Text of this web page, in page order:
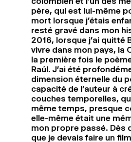
père, qui est lui-même
mort lorsque j’étais
resté gravé dans mon
2016, lorsque j’ai quitté
vivre dans mon pays, la
la première fois le
Raúl. J’ai été
dimension éternelle du
capacité de l’auteur à
couches temporelles,
même temps, presque
elle-même était une
mon propre passé. Dès
que je devais faire un